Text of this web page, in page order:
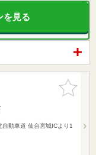
を見る
お気に入
りに追加
動車道 仙台宮城ICより1